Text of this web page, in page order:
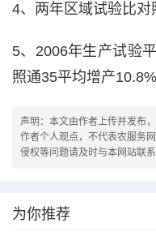
4、两年区域试验比对
5、2006年生产试验
照通35平均增产10.8%
声明：本文由作者上传并发布
作者个人观点，不代表农服务
侵权等问题请及时与本网站联
为你推荐